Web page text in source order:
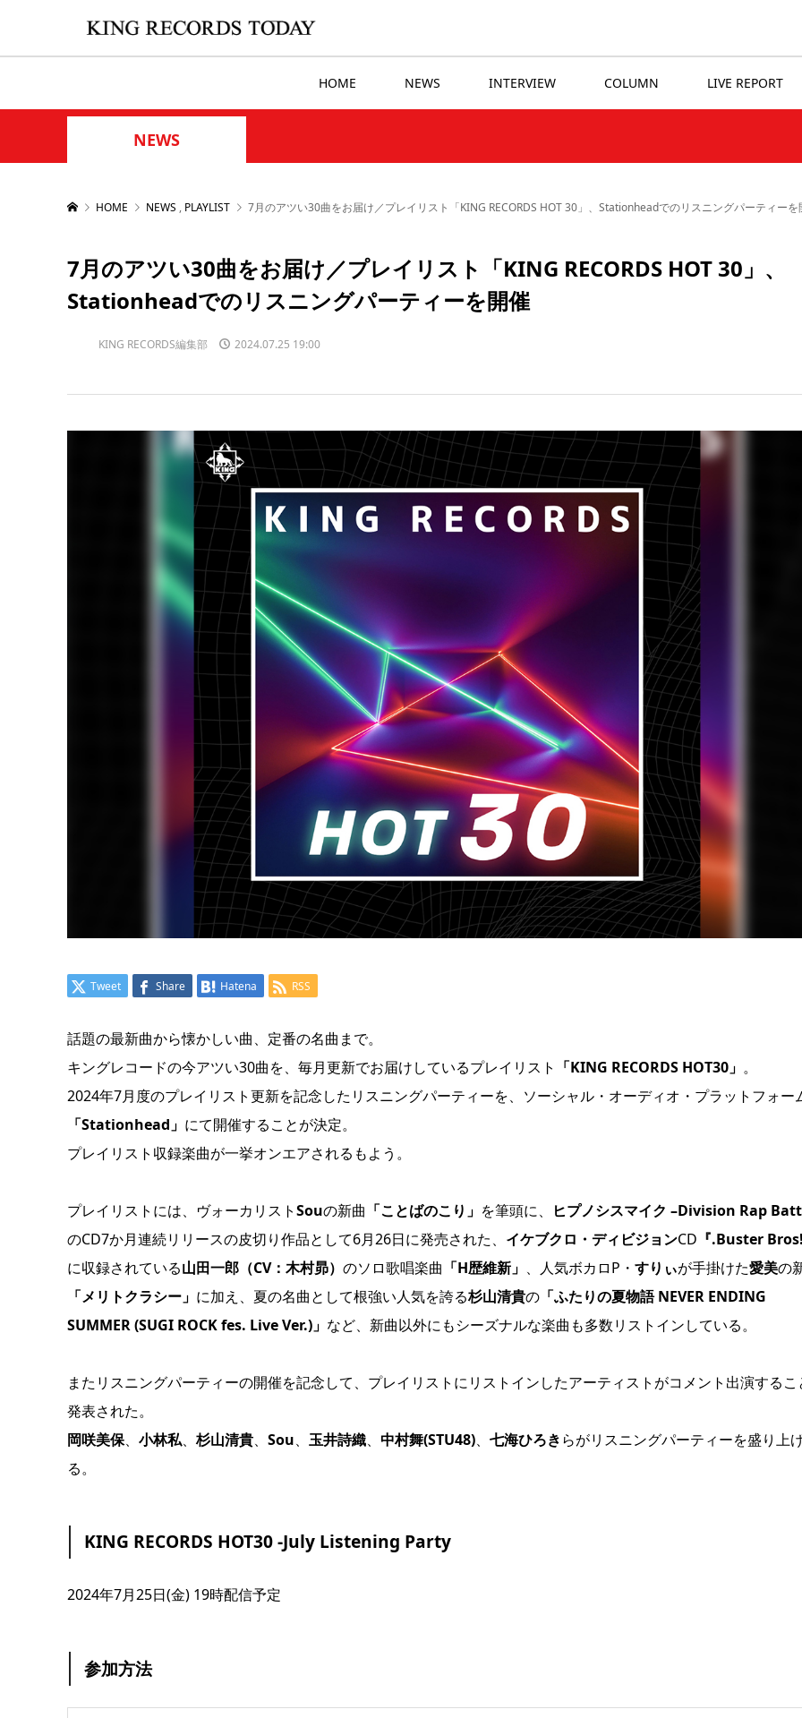
HOME NEWS INTERVIEW COLUMN LIVE REPORT
NEWS
HOME NEWS , PLAYLIST 7月のアツい30曲をお届け／プレイリスト「KING RECORDS HOT 30」、Stationheadでのリスニングパーティーを
7月のアツい30曲をお届け／プレイリスト「KING RECORDS HOT 30」、
Stationheadでのリスニングパーティーを開催
KING RECORDS編集部 2024.07.25 19:00
Tweet Share Hatena RSS
話題の最新曲から懐かしい曲、定番の名曲まで。
キングレコードの今アツい30曲を、毎月更新でお届けしているプレイリスト 「KING RECORDS HOT30」 。
2024年7月度のプレイリスト更新を記念したリスニングパーティーを、ソーシャル・オーディオ・プラットフォー
「Stationhead」 にて開催することが決定。
プレイリスト収録楽曲が一挙オンエアされるもよう。
プレイリストには、ヴォーカリストSouの新曲 「ことばのこり」 を筆頭に、
ヒプノシスマイク –Division Rap
のCD7か月連続リリースの皮切り作品として6月26日に発売された、 イケブクロ・ディビジョンCD 『.Buster
に収録されている山田一郎（CV：木村昴） のソロ歌唱楽曲 「H歴維新」 、人気ボカロP・ すりぃが手掛けた愛美の
「メリトクラシー」 に加え、夏の名曲として根強い人気を誇る杉山清貴の「ふたりの夏物語 NEVER ENDING
SUMMER (SUGI ROCK fes. Live Ver.)」 など、新曲以外にもシーズナルな楽曲も多数リストインしている。
またリスニングパーティーの開催を記念して、プレイリストにリストインしたアーティストがコメント出演するこ
発表された。
岡咲美保、 小林私、 杉山清貴、 Sou、 玉井詩織、 中村舞(STU48)、 七海ひろきらがリスニングパーティーを盛り上
る。
KING RECORDS HOT30 -July Listening Party
2024年7月25日(金) 19時配信予定
参加方法